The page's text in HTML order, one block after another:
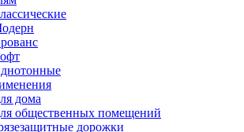
дома
общественных помещений
дорожки